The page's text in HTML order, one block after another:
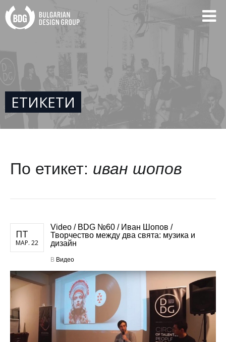
ЕТИКЕТИ
По етикет: иван шопов
ПТ
МАР. 22
Video / BDG №60 / Иван Шопов /
Творчество между два свята: музика и
дизайн
В Видео